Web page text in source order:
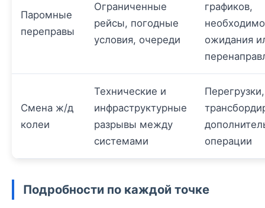
Паромные
переправы
Ограниченные
рейсы, погодные
условия, очереди
графиков,
ожидания
Смена ж/д
колеи
Технические и
инфраструктурные
разрывы между
системами
Перегрузки,
операции
Подробности по каждой точке